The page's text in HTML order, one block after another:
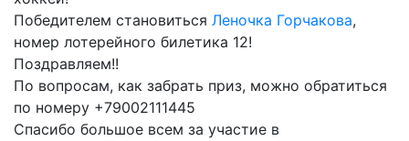
Победителем становиться Леночка Горчакова,
номер лотерейного билетика 12!
Поздравляем!!
По вопросам, как забрать приз, можно обратиться
по номеру +79002111445
Спасибо большое всем за участие в